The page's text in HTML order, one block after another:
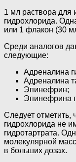
1 мл раствора для
гидрохлорида.
или 1 флакон (30
Среди аналогов
следующие:
Адреналина
Адреналина
Эпинефрин;
Эпинефрина
Следует отметить,
гидрохлорида не
гидротартрата.
молекулярной
в больших дозах.